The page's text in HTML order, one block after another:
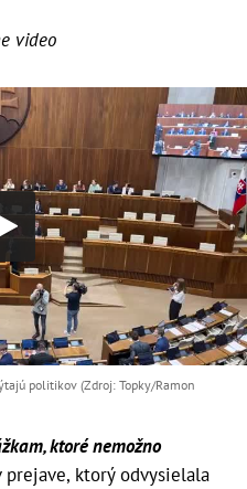
video
politikov (Zdroj: Topky/Ramon
ktoré nemožno
prejave, ktorý odvysielala